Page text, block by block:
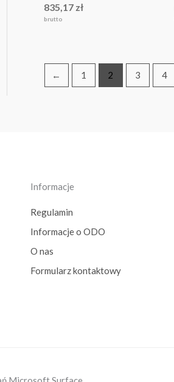
835,17 zł
brutto
← 1 2 3 4
Informacje
Regulamin
Informacje o ODO
O nas
Formularz kontaktowy